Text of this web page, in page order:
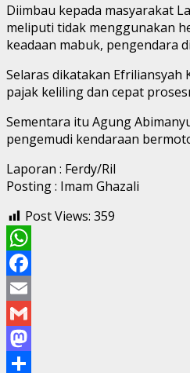
Diimbau kepada masyarakat
meliputi tidak menggunakan
keadaan mabuk, pengendara
Selaras dikatakan Efriliansyah
pajak keliling dan cepat
Sementara itu Agung
pengemudi kendaraan
Laporan : Ferdy/Ril
Posting : Imam Ghazali
Post Views: 359
WhatsApp
Facebook
Email
Gmail
Mastodon